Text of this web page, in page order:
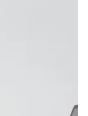
すると引越し費用が